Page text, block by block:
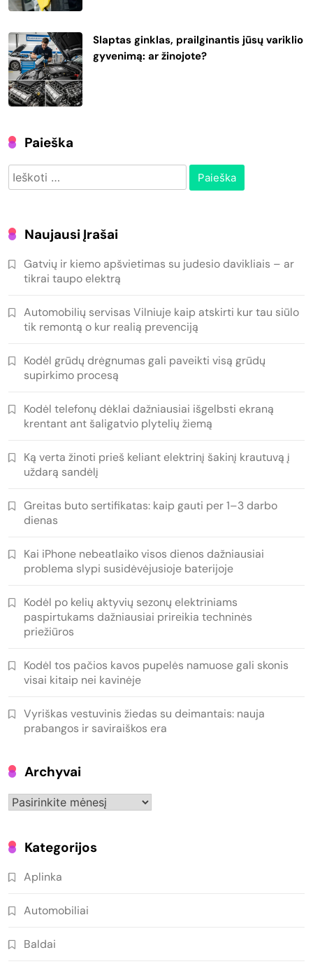
Slaptas ginklas, prailginantis jūsų variklio
gyvenimą: ar žinojote?
Paieška
Ieškoti:
Naujausi Įrašai
Gatvių ir kiemo apšvietimas su judesio davikliais – ar
tikrai taupo elektrą
Automobilių servisas Vilniuje kaip atskirti kur tau siūlo
tik remontą o kur realią prevenciją
Kodėl grūdų drėgnumas gali paveikti visą grūdų
supirkimo procesą
Kodėl telefonų dėklai dažniausiai išgelbsti ekraną
krentant ant šaligatvio plytelių žiemą
Ką verta žinoti prieš keliant elektrinį šakinį krautuvą į
uždarą sandėlį
Greitas buto sertifikatas: kaip gauti per 1–3 darbo
dienas
Kai iPhone nebeatlaiko visos dienos dažniausiai
problema slypi susidėvėjusioje baterijoje
Kodėl po kelių aktyvių sezonų elektriniams
paspirtukams dažniausiai prireikia techninės
priežiūros
Kodėl tos pačios kavos pupelės namuose gali skonis
visai kitaip nei kavinėje
Vyriškas vestuvinis žiedas su deimantais: nauja
prabangos ir saviraiškos era
Archyvai
Archyvai
Kategorijos
Aplinka
Automobiliai
Baldai